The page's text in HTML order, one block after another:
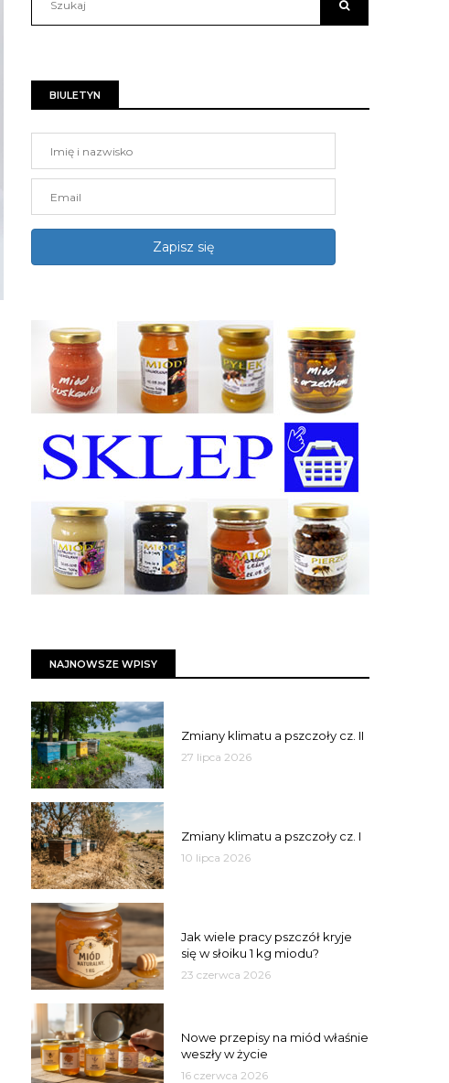
BIULETYN
NAJNOWSZE WPISY
Zmiany klimatu a pszczoły cz. II
27 lipca 2026
Zmiany klimatu a pszczoły cz. I
10 lipca 2026
Jak wiele pracy pszczół kryje
się w słoiku 1 kg miodu?
23 czerwca 2026
Nowe przepisy na miód właśnie
weszły w życie
16 czerwca 2026